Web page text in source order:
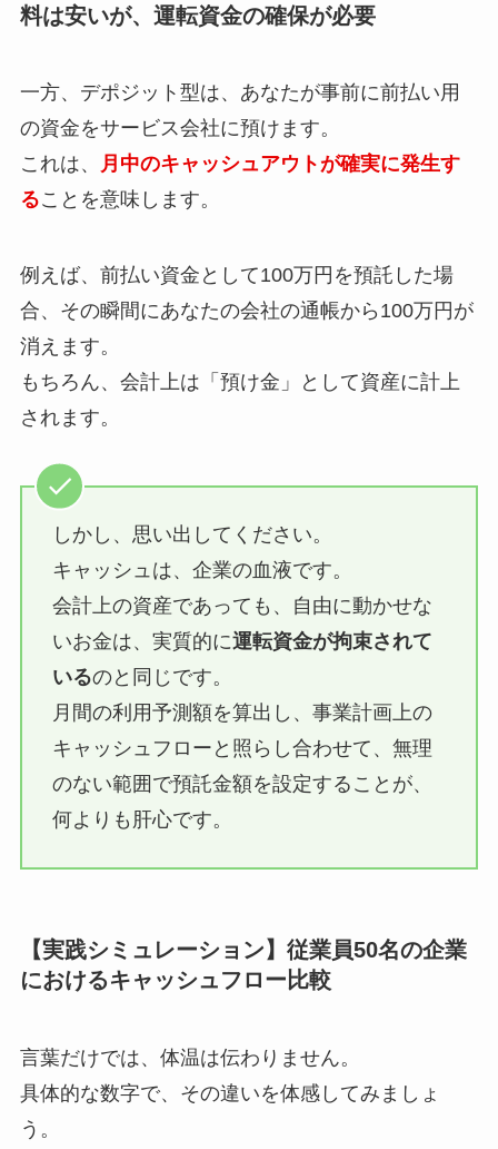
料は安いが、運転資金の確保が必要
一方、デポジット型は、あなたが事前に前払い用
の資金をサービス会社に預けます。
これは、
月中のキャッシュアウトが確実に発生す
ることを意味します。
例えば、前払い資金として100万円を預託した場
合、その瞬間にあなたの会社の通帳から100万円が
消えます。
もちろん、会計上は「預け金」として資産に計上
されます。
しかし、思い出してください。
キャッシュは、企業の血液です。
会計上の資産であっても、自由に動かせな
いお金は、実質的に運転資金が拘束されて
いるのと同じです。
月間の利用予測額を算出し、事業計画上の
キャッシュフローと照らし合わせて、無理
のない範囲で預託金額を設定することが、
何よりも肝心です。
【実践シミュレーション】従業員50名の企業
におけるキャッシュフロー比較
言葉だけでは、体温は伝わりません。
具体的な数字で、その違いを体感してみましょ
う。